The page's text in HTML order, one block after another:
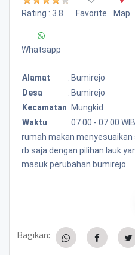
Rating : 3.8 Favorite Map
Whatsapp
Alamat : Bumirejo
Desa
: Bumirejo
Kecamatan : Mungkid
Waktu
:07:00 - 07:00 WIB
rumah makan
rb saja dengan pilihan lauk
masuk perubahan bumirejo
Bagikan: